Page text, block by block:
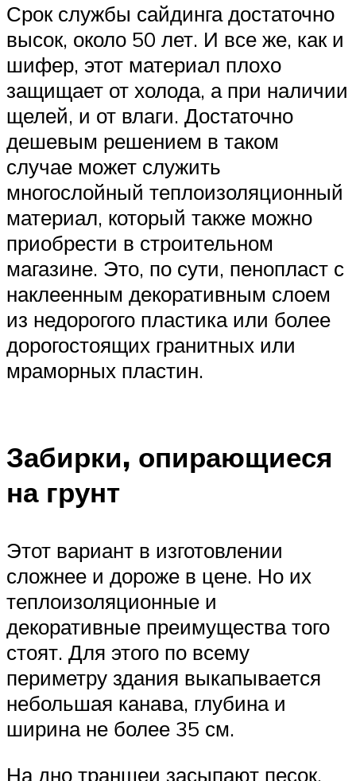
Срок службы сайдинга достаточно
высок, около 50 лет. И все же, как и
шифер, этот материал плохо
защищает от холода, а при наличии
щелей, и от влаги. Достаточно
дешевым решением в таком
случае может служить
многослойный теплоизоляционный
материал, который также можно
приобрести в строительном
магазине. Это, по сути, пенопласт с
наклеенным декоративным слоем
из недорогого пластика или более
дорогостоящих гранитных или
мраморных пластин.
Забирки, опирающиеся
на грунт
Этот вариант в изготовлении
сложнее и дороже в цене. Но их
теплоизоляционные и
декоративные преимущества того
стоят. Для этого по всему
периметру здания выкапывается
небольшая канава, глубина и
ширина не более 35 см.
На дно траншеи засыпают песок.